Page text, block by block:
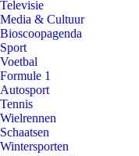
Televisie
Media & Cultuur
Bioscoopagenda
Sport
Voetbal
Formule 1
Autosport
Tennis
Wielrennen
Schaatsen
Wintersporten